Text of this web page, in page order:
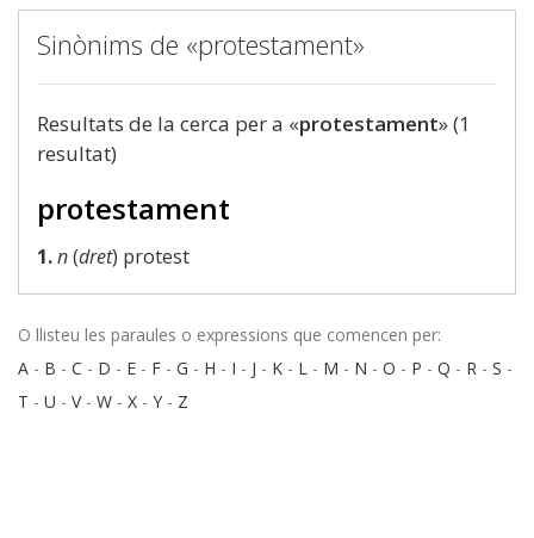
Sinònims de «protestament»
Resultats de la cerca per a «protestament» (1
resultat)
protestament
1.n(dret) protest
O llisteu les paraules o expressions que comencen per:
A - B - C - D - E - F - G - H - I - J - K - L - M - N - O - P - Q - R - S -
T - U - V- W - X - Y - Z